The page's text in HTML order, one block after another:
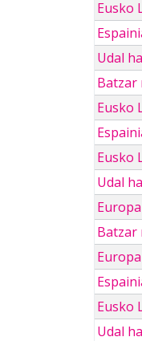
Eusko
Udal
Batzar
Eusko
Eusko
Udal
Batzar
Eusko
Udal